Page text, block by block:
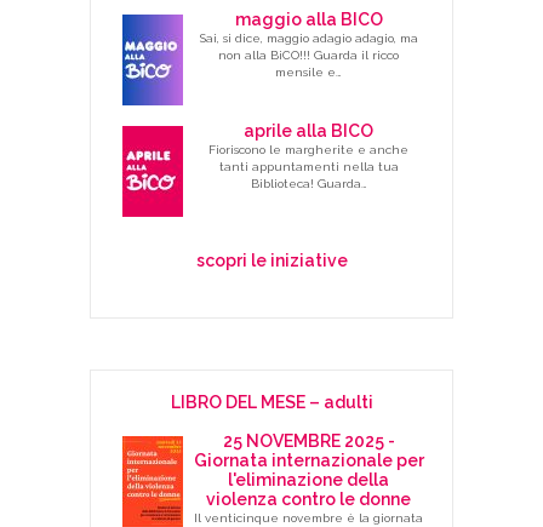
maggio alla BICO
Sai, si dice, maggio adagio adagio, ma
non alla BiCO!!! Guarda il ricco
mensile e…
aprile alla BICO
Fioriscono le margherite e anche
tanti appuntamenti nella tua
Biblioteca! Guarda…
scopri le iniziative
LIBRO DEL MESE – adulti
25 NOVEMBRE 2025 -
Giornata internazionale per
l'eliminazione della
violenza contro le donne
Il venticinque novembre è la giornata